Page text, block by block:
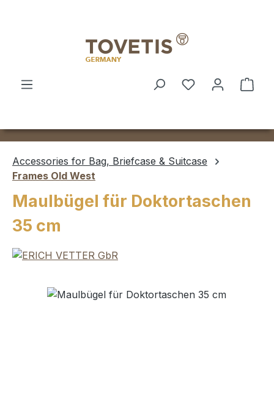
Accessories for Bag, Briefcase & Suitcase
Frames Old West
Maulbügel für Doktortaschen
35 cm
Skip image gallery